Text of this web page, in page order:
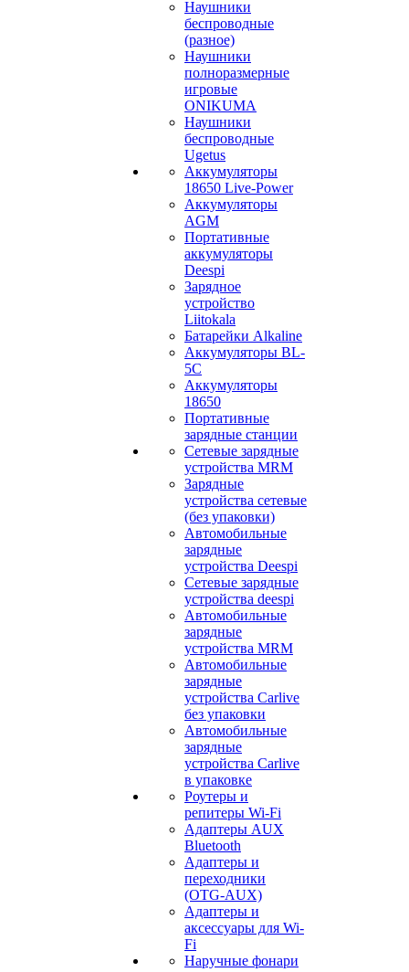
Наушники
беспроводные
(разное)
Наушники
полноразмерные
игровые
ONIKUMA
Наушники
беспроводные
Ugetus
Аккумуляторы
18650 Live-Power
Аккумуляторы
АGM
Портативные
аккумуляторы
Deespi
Зарядное
устройство
Liitokala
Батарейки Alkaline
Аккумуляторы BL-
5C
Аккумуляторы
18650
Портативные
зарядные станции
Сетевые зарядные
устройства MRM
Зарядные
устройства сетевые
(без упаковки)
Автомобильные
зарядные
устройства Deespi
Сетевые зарядные
устройства deespi
Автомобильные
зарядные
устройства MRM
Автомобильные
зарядные
устройства Carlive
без упаковки
Автомобильные
зарядные
устройства Carlive
в упаковке
Роутеры и
репитеры Wi-Fi
Адаптеры AUX
Bluetooth
Адаптеры и
переходники
(OTG-AUX)
Адаптеры и
аксессуары для Wi-
Fi
Наручные фонари